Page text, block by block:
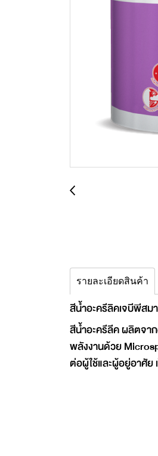
รายละเอียดสินค้า
สีน้ำอะครีลิคเจบีพีสม
สีน้ำอะครีลีค ผลิตจา
พลังงานด้วย
ต่อผู้ใช้และผู้อยู่อาศั